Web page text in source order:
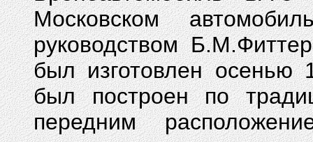
Московском
руководством
был изготовлен
был построен по
передним